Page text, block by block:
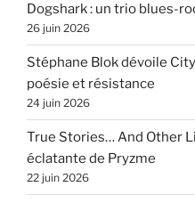
Dogshark : un trio blues-
26 juin 2026
Stéphane Blok dévoile
poésie et résistance
24 juin 2026
True Stories… And Other
éclatante de Pryzme
22 juin 2026